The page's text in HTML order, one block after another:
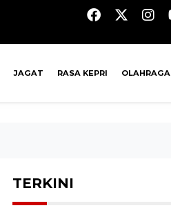
JAGAT RASA KEPRI OLAHRAGA
TERKINI